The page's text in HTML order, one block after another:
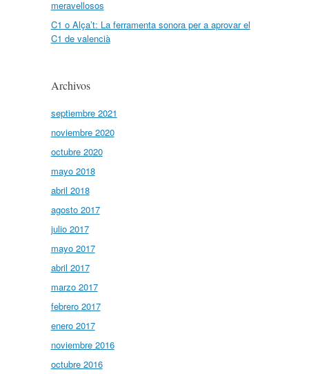
meravellosos
C1 o Alça’t: La ferramenta sonora per a aprovar el
C1 de valencià
Archivos
septiembre 2021
noviembre 2020
octubre 2020
mayo 2018
abril 2018
agosto 2017
julio 2017
mayo 2017
abril 2017
marzo 2017
febrero 2017
enero 2017
noviembre 2016
octubre 2016